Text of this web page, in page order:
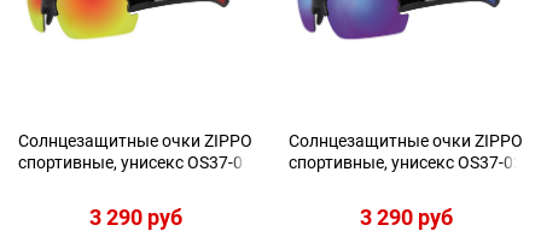
Солнцезащитные очки ZIPPO
спортивные, унисекс OS37-01
3 290 руб
Солнцезащитные очки ZIPPO
спортивные, унисекс OS37-02
3 290 руб